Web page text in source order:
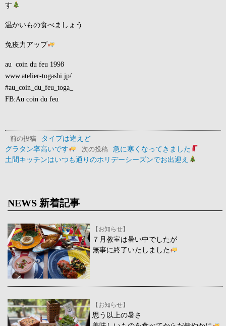
す
温かいもの食べましょう
免疫力アップ
au coin du feu 1998
www.atelier-togashi.jp/
#au_coin_du_feu_toga_
FB:Au coin du feu
前の投稿
タイプは違えど
グラタン率高いです
次の投稿
急に寒くなってきました
土間キッチンはいつも通りのホリデーシーズンでお出迎え
NEWS 新着記事
【お知らせ】
７月教室は暑い中でしたが
無事に終了いたしました
【お知らせ】
思う以上の暑さ